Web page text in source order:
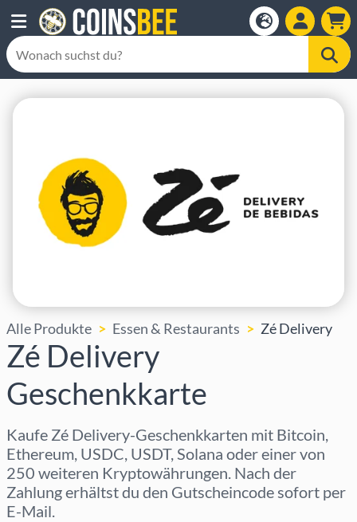
Alle Produkte Essen & Restaurants Zé Delivery
Zé Delivery
Geschenkkarte
Kaufe Zé Delivery-Geschenkkarten mit Bitcoin,
Ethereum, USDC, USDT, Solana oder einer von
250 weiteren Kryptowährungen. Nach der
Zahlung erhältst du den Gutscheincode sofort per
E-Mail.